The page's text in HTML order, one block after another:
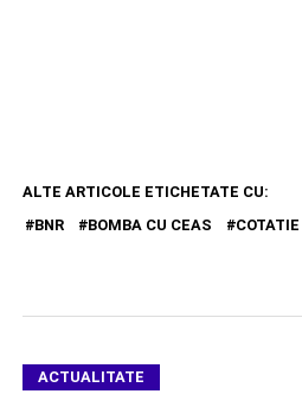
ALTE ARTICOLE ETICHETATE CU:
BNR
BOMBA CU CEAS COTATIE
ACTUALITATE